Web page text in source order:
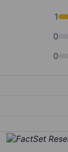
1
0
0